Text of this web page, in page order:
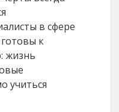
в сфере
к
жизнь
учиться